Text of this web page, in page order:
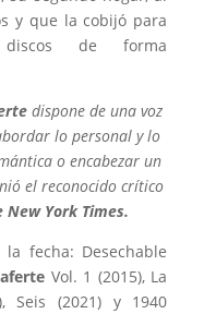
y que la cobijó para
de forma
dispone de una voz
lo personal y lo
o encabezar un
el reconocido crítico
New York Times.
fecha: Desechable
Vol. 1 (2015), La
Seis (2021) y 1940